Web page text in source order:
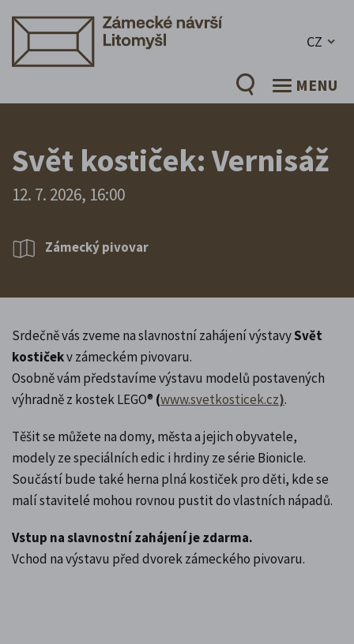
CZ
MENU
Svět kostiček: Vernisáž
12. 7. 2026, 16:00
Zámecký pivovar
Srdečně vás zveme na slavnostní zahájení výstavySvět
kostičekv zámeckém pivovaru.
Osobně vám představíme výstavu modelů postavených
výhradně z kostek LEGO® (www.svetkosticek.cz).
Těšit se můžete na domy, města a jejich obyvatele,
modely ze speciálních edic i hrdiny ze série Bionicle.
Součástí bude také herna plná kostiček pro děti, kde se
malí stavitelé mohou rovnou pustit do vlastních nápadů.
Vstup na slavnostní zahájení je zdarma.
Vchod na výstavu před dvorek zámeckého pivovaru.